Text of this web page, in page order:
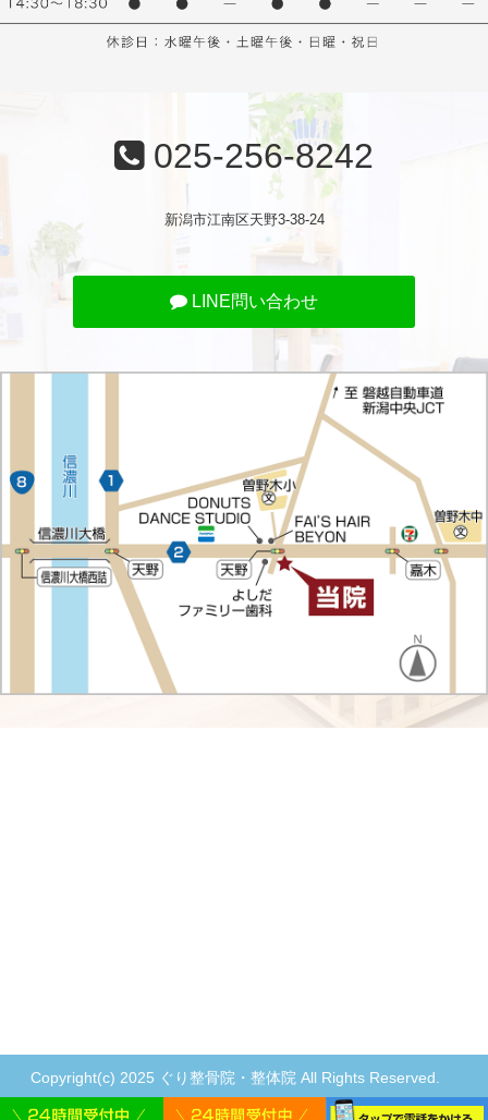
025-256-8242
新潟市江南区天野3-38-24
LINE問い合わせ
Copyright(c) 2025 ぐり整骨院・整体院 All Rights Reserved.